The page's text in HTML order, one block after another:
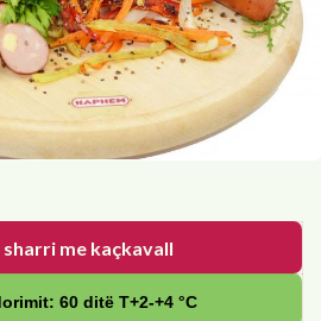
sharri me kaçkavall
60 ditë Т+2-+4 °С